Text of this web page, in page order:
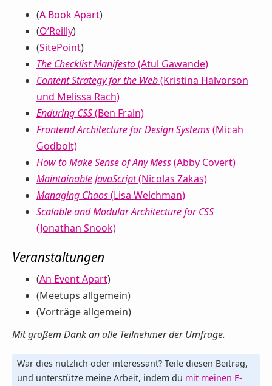
(A Book Apart)
(O’Reilly)
(SitePoint)
The Checklist Manifesto(Atul Gawande)
Content Strategy for the Web(Kristina Halvorson
und Melissa Rach)
Enduring CSS(Ben Frain)
Frontend Architecture for Design Systems(Micah
Godbolt)
How to Make Sense of Any Mess(Abby Covert)
Maintainable JavaScript(Nicolas Zakas)
Managing Chaos(Lisa Welchman)
Scalable and Modular Architecture for CSS
(Jonathan Snook)
Veranstaltungen
(An Event Apart)
(Meetups allgemein)
(Vorträge allgemein)
Mit großem Dank an alle Teilnehmer der Umfrage.
War dies nützlich oder interessant? Teile diesen Beitrag,
und unterstütze meine Arbeit, indem du mit meinen E-